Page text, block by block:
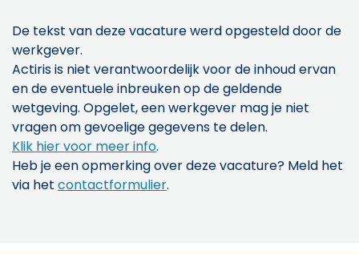
De tekst van deze vacature werd opgesteld door de
werkgever.
Actiris is niet verantwoordelijk voor de inhoud ervan
en de eventuele inbreuken op de geldende
wetgeving. Opgelet, een werkgever mag je niet
vragen om gevoelige gegevens te delen.
Klik hier voor meer info.
Heb je een opmerking over deze vacature? Meld het
via het contactformulier.